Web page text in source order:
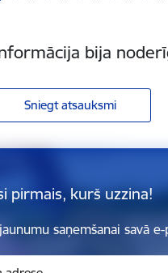
bija
Sniegt atsauksmi
pirmais, kurš uzzina!
saņemšanai savā e-